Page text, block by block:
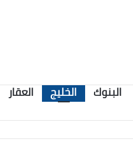
البنوك الخليج العقار